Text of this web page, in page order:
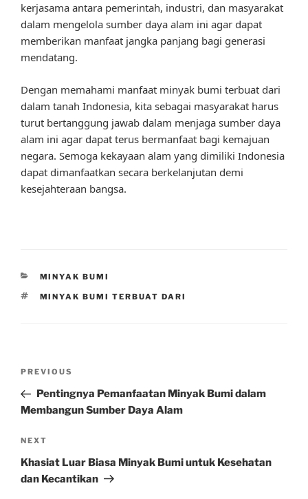
kerjasama antara pemerintah, industri, dan masyarakat
dalam mengelola sumber daya alam ini agar dapat
memberikan manfaat jangka panjang bagi generasi
mendatang.
Dengan memahami manfaat minyak bumi terbuat dari
dalam tanah Indonesia, kita sebagai masyarakat harus
turut bertanggung jawab dalam menjaga sumber daya
alam ini agar dapat terus bermanfaat bagi kemajuan
negara. Semoga kekayaan alam yang dimiliki Indonesia
dapat dimanfaatkan secara berkelanjutan demi
kesejahteraan bangsa.
CATEGORIES
MINYAK BUMI
TAGS
MINYAK BUMI TERBUAT DARI
Previous
Post
PREVIOUS
Pentingnya Pemanfaatan Minyak Bumi dalam
Membangun Sumber Daya Alam
Next
Post
NEXT
Khasiat Luar Biasa Minyak Bumi untuk Kesehatan
dan Kecantikan